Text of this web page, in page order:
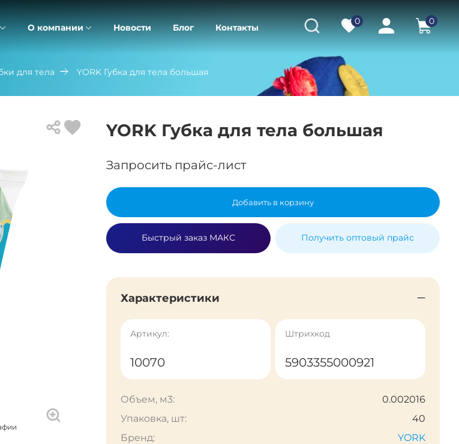
О компании Новости Блог Контакты
0 0
для тела YORK Губка для тела большая
YORK Губка для тела большая
Запросить прайс-лист
Добавить в корзину
Быстрый заказ МАКС Получить оптовый прайс
Характеристики
Артикул:
10070
Штрихкод
5903355000921
Объем, м3:
0.002016
Упаковка, шт:
40
Бренд:
YORK